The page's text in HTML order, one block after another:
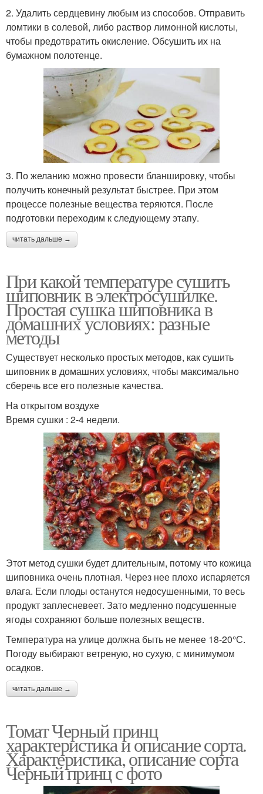
2. Удалить сердцевину любым из способов. Отправить
ломтики в солевой, либо раствор лимонной кислоты,
чтобы предотвратить окисление. Обсушить их на
бумажном полотенце.
3. По желанию можно провести бланшировку, чтобы
получить конечный результат быстрее. При этом
процессе полезные вещества теряются. После
подготовки переходим к следующему этапу.
читать дальше →
При какой температуре сушить
шиповник в электросушилке.
Простая сушка шиповника в
домашних условиях: разные
методы
Существует несколько простых методов, как сушить
шиповник в домашних условиях, чтобы максимально
сберечь все его полезные качества.
На открытом воздухе
Время сушки : 2-4 недели.
Этот метод сушки будет длительным, потому что кожица
шиповника очень плотная. Через нее плохо испаряется
влага. Если плоды останутся недосушенными, то весь
продукт заплесневеет. Зато медленно подсушенные
ягоды сохраняют больше полезных веществ.
Температура на улице должна быть не менее 18-20°С.
Погоду выбирают ветреную, но сухую, с минимумом
осадков.
читать дальше →
Томат Черный принц
характеристика и описание сорта.
Характеристика, описание сорта
Черный принц с фото